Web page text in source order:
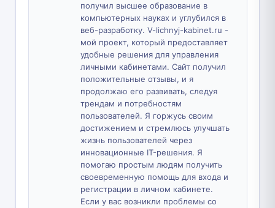
получил высшее образование в
компьютерных науках и углубился в
веб-разработку. V-lichnyj-kabinet.ru -
мой проект, который предоставляет
удобные решения для управления
личными кабинетами. Сайт получил
положительные отзывы, и я
продолжаю его развивать, следуя
трендам и потребностям
пользователей. Я горжусь своим
достижением и стремлюсь улучшать
жизнь пользователей через
инновационные IT-решения. Я
помогаю простым людям получить
своевременную помощь для входа и
регистрации в личном кабинете.
Если у вас возникли проблемы со